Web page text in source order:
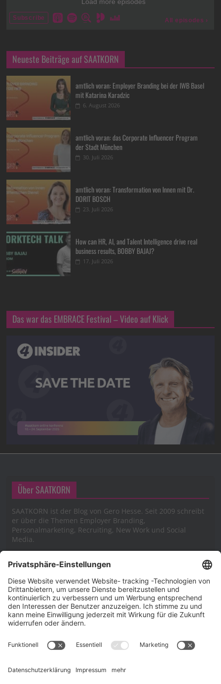
Neueste Beiträge auf SAATKORN
amtlich voran: Employer Branding bei der IWB Basel
mit Katarina Karadzic
6. August 2026
amtlich voran: das Corporate Influencer Program
der Stadt München
30. Juli 2026
amtlich voran: Transformation von Innen mit Dr.
DORIT BOSCH
23. Juli 2026
How can HR, AI, and Talent Intelligence drive real
business results, BOBBY BAJAJ?
17. Juli 2026
Das war das EMBRACE Festival – Video auf Klick
Über SAATKORN
SAATKORN ist der Blog von Gero Hesse. Seit 2009 schreibt
er über die Themen Employer Branding,
Personalmarketing, Recruiting, New Work und Social
Media.
Impressum
Impressum
Cookie-Richtlinie (EU)